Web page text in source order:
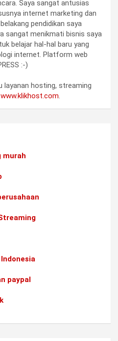
Saya sangat antusias
internet marketing dan
pendidikan saya
sangat menikmati bisnis saya
belajar hal-hal baru yang
internet. Platform web
:-)
layanan hosting, streaming
www.klikhost.com
murah
paypal